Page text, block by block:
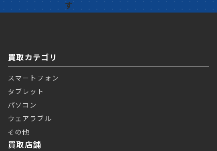
買取カテゴリ
スマートフォン
タブレット
パソコン
ウェアラブル
その他
買取店舗